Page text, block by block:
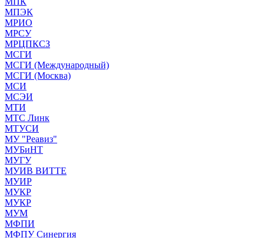
МПЭК
МРИО
МРСУ
МРЦПКСЗ
МСГИ
МСГИ (Международный)
МСГИ (Москва)
МСИ
МСЭИ
МТИ
МТС Линк
МТУСИ
МУ "Реавиз"
МУБиНТ
МУГУ
МУИВ ВИТТЕ
МУИР
МУКР
МУКР
МУМ
МФПИ
МФПУ Синергия